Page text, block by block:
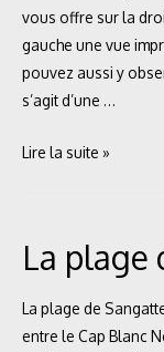
vous offre sur la
gauche une vue
pouvez aussi y
s’agit d’une …
Le
plage
Lire la suite »
La plage
La plage de
entre le Cap Blanc